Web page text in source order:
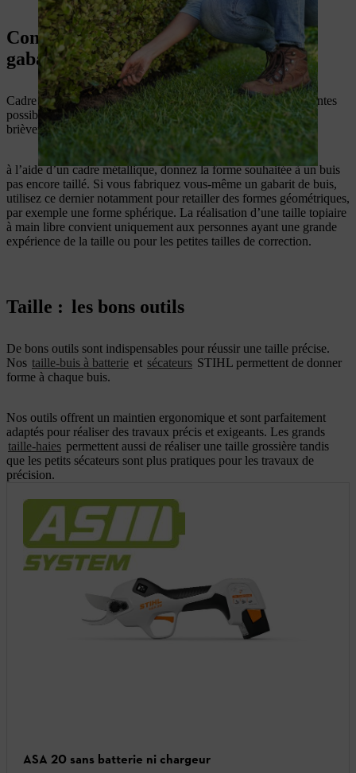
fertilisation.
Comment tailler : cadre métallique,
gabarit ou main libre ?
Cadre métallique, gabarit ou taille à main libre, il existe différentes
possibilités pour tailler votre buis. Nous vous en présentons
brièvement trois :
à l’aide d’un cadre métallique, donnez la forme souhaitée à un buis
pas encore taillé. Si vous fabriquez vous-même un gabarit de buis,
utilisez ce dernier notamment pour retailler des formes géométriques,
par exemple une forme sphérique. La réalisation d’une taille topiaire
à main libre convient uniquement aux personnes ayant une grande
expérience de la taille ou pour les petites tailles de correction.
Taille : les bons outils
De bons outils sont indispensables pour réussir une taille précise.
Nos taille-buis à batterie et sécateurs STIHL permettent de donner
forme à chaque buis.
Nos outils offrent un maintien ergonomique et sont parfaitement
adaptés pour réaliser des travaux précis et exigeants. Les grands
taille-haies permettent aussi de réaliser une taille grossière tandis
que les petits sécateurs sont plus pratiques pour les travaux de
précision.
ASA 20 sans batterie ni chargeur